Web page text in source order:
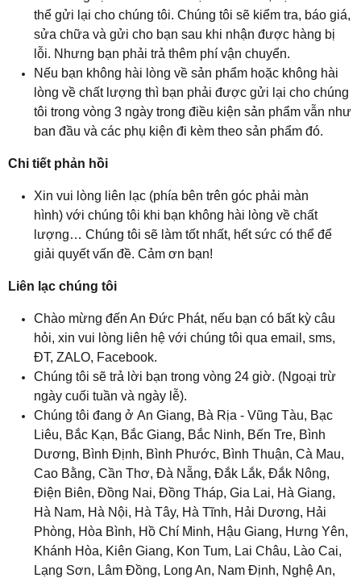
thể gửi lại cho chúng tôi. Chúng tôi sẽ kiểm tra, báo giá,
sửa chữa và gửi cho bạn sau khi nhận được hàng bị
lỗi. Nhưng bạn phải trả thêm phí vận chuyển.
Nếu bạn không hài lòng về sản phẩm hoặc không hài
lòng về chất lượng thì bạn phải được gửi lại cho chúng
tôi trong vòng 3 ngày trong điều kiện sản phẩm vẫn như
ban đầu và các phụ kiện đi kèm theo sản phẩm đó.
Chi tiết phản hồi
Xin vui lòng liên lạc (phía bên trên góc phải màn
hình) với chúng tôi khi bạn không hài lòng về chất
lượng… Chúng tôi sẽ làm tốt nhất, hết sức có thể để
giải quyết vấn đề. Cảm ơn bạn!
Liên lạc chúng tôi
Chào mừng đến An Đức Phát, nếu bạn có bất kỳ câu
hỏi, xin vui lòng liên hệ với chúng tôi qua email, sms,
ĐT, ZALO, Facebook.
Chúng tôi sẽ trả lời bạn trong vòng 24 giờ. (Ngoại trừ
ngày cuối tuần và ngày lễ).
Chúng tôi đang ở An Giang, Bà Rịa - Vũng Tàu, Bạc
Liêu, Bắc Kạn, Bắc Giang, Bắc Ninh, Bến Tre, Bình
Dương, Bình Định, Bình Phước, Bình Thuận, Cà Mau,
Cao Bằng, Cần Thơ, Đà Nẵng, Đắk Lắk, Đắk Nông,
Điện Biên, Đồng Nai, Đồng Tháp, Gia Lai, Hà Giang,
Hà Nam, Hà Nội, Hà Tây, Hà Tĩnh, Hải Dương, Hải
Phòng, Hòa Bình, Hồ Chí Minh, Hậu Giang, Hưng Yên,
Khánh Hòa, Kiên Giang, Kon Tum, Lai Châu, Lào Cai,
Lạng Sơn, Lâm Đồng, Long An, Nam Định, Nghệ An,